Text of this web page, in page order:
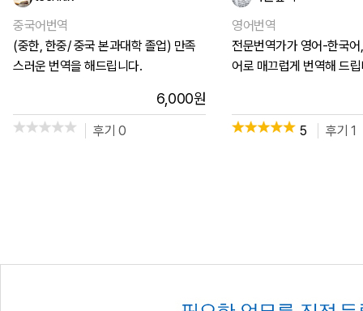
중국어번역
(중한, 한중/ 중국 본과대학 졸업) 만족
스러운 번역을 해드립니다.
6,000원
후기 0
영어번역
전문번역가가 영어-한국
어로 매끄럽게 번역해 드
5 후기 1